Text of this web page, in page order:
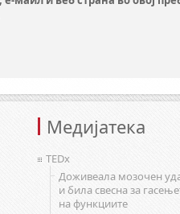
Медијатека
TEDx
Доживеала мозочен
и била свесна за
на функциите